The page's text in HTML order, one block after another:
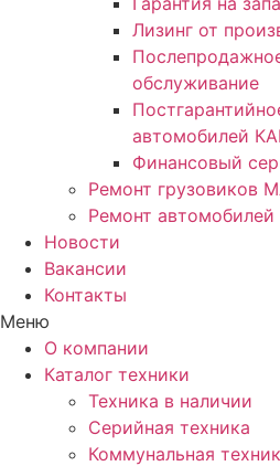
Лизинг от
обслуживание
автомобилей
Финансовый
Ремонт грузовиков
Ремонт
Новости
Вакансии
Контакты
Меню
О компании
Каталог техники
Техника в наличии
Серийная техника
Коммунальная